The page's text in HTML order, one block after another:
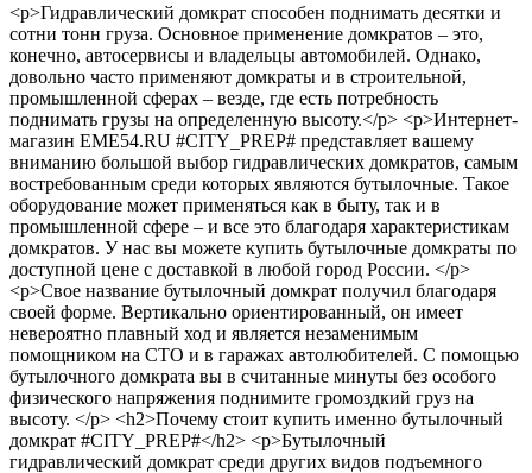
<p>Гидравлический домкрат способен поднимать десятки и
сотни тонн груза. Основное применение домкратов – это,
конечно, автосервисы и владельцы автомобилей. Однако,
довольно часто применяют домкраты и в строительной,
промышленной сферах – везде, где есть потребность
поднимать грузы на определенную высоту.</p> <p>Интернет-
магазин EME54.RU #CITY_PREP# представляет вашему
вниманию большой выбор гидравлических домкратов, самым
востребованным среди которых являются бутылочные. Такое
оборудование может применяться как в быту, так и в
промышленной сфере – и все это благодаря характеристикам
домкратов. У нас вы можете купить бутылочные домкраты по
доступной цене с доставкой в любой город России. </p>
<p>Свое название бутылочный домкрат получил благодаря
своей форме. Вертикально ориентированный, он имеет
невероятно плавный ход и является незаменимым
помощником на СТО и в гаражах автолюбителей. С помощью
бутылочного домкрата вы в считанные минуты без особого
физического напряжения поднимите громоздкий груз на
высоту. </p> <h2>Почему стоит купить именно бутылочный
домкрат #CITY_PREP#</h2> <p>Бутылочный
гидравлический домкрат среди других видов подъемного